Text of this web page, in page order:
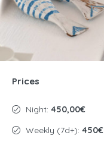
Prices
Night: 450,00€
Weekly (7d+): 450€